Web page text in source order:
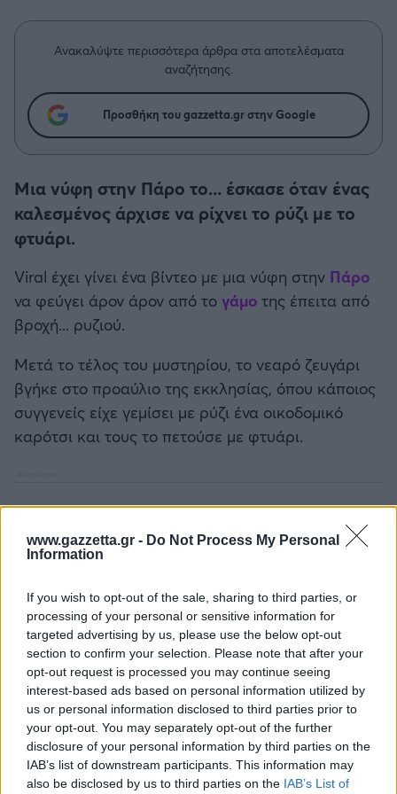
www.gazzetta.gr - Do Not Process My Personal
Information
If you wish to opt-out of the sale, sharing to third parties, or
processing of your personal or sensitive information for
targeted advertising by us, please use the below opt-out
section to confirm your selection. Please note that after your
opt-out request is processed you may continue seeing
interest-based ads based on personal information utilized by
us or personal information disclosed to third parties prior to
your opt-out. You may separately opt-out of the further
disclosure of your personal information by third parties on the
IAB’s list of downstream participants. This information may
also be disclosed by us to third parties on the IAB’s List of
Άρης
ΟΦΗ
Ατρόμητος Αθηνών
Αστέρας Τρίπολης
Παναιτωλικός
Καλαμάτα
Μπαρτσελόνα
Ρεάλ Μαδρίτης
Ατλέτικο Μαδρίτης
Μάντσεστερ Γιουνάιτεντ
Μάντσεστερ Σίτι
Λίβερπουλ
Μια Ιστορία από την Πόλη
Ανακαλύψτε περισσότερα άρθρα στα αποτελέσματα
αναζήτησης.
Προσθήκη του gazzetta.gr στην Google
Μια νύφη στην Πάρο το... έσκασε όταν ένας
καλεσμένος άρχισε να ρίχνει το ρύζι με το
φτυάρι.
Viral έχει γίνει ένα βίντεο με μια νύφη στην Πάρο
να φεύγει άρον άρον από το γάμο της έπειτα από
βροχή... ρυζιού.
Μετά το τέλος του μυστηρίου, το νεαρό ζευγάρι
βγήκε στο προαύλιο της εκκλησίας, όπου κάποιος
συγγενείς είχε γεμίσει με ρύζι ένα οικοδομικό
καρότσι και τους το πετούσε με φτυάρι.